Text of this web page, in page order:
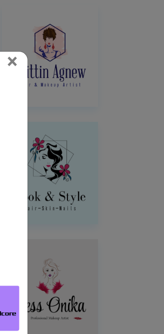
× Close